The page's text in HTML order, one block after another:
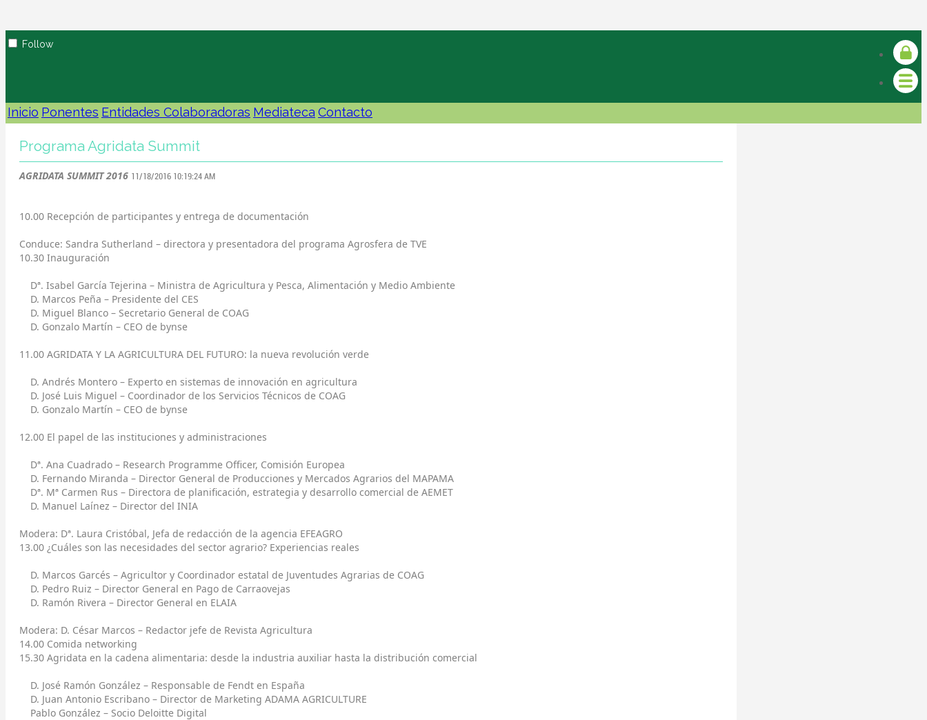
Follow
Inicio Ponentes Entidades Colaboradoras Mediateca Contacto
Programa Agridata Summit
AGRIDATA SUMMIT 2016 11/18/2016 10:19:24 AM
10.00 Recepción de participantes y entrega de documentación
Conduce: Sandra Sutherland – directora y presentadora del programa Agrosfera de TVE
10.30 Inauguración
Dª. Isabel García Tejerina – Ministra de Agricultura y Pesca, Alimentación y Medio Ambiente
D. Marcos Peña – Presidente del CES
D. Miguel Blanco – Secretario General de COAG
D. Gonzalo Martín – CEO de bynse
11.00 AGRIDATA Y LA AGRICULTURA DEL FUTURO: la nueva revolución verde
D. Andrés Montero – Experto en sistemas de innovación en agricultura
D. José Luis Miguel – Coordinador de los Servicios Técnicos de COAG
D. Gonzalo Martín – CEO de bynse
12.00 El papel de las instituciones y administraciones
Dª. Ana Cuadrado – Research Programme Officer, Comisión Europea
D. Fernando Miranda – Director General de Producciones y Mercados Agrarios del MAPAMA
Dª. Mª Carmen Rus – Directora de planificación, estrategia y desarrollo comercial de AEMET
D. Manuel Laínez – Director del INIA
Modera: Dª. Laura Cristóbal, Jefa de redacción de la agencia EFEAGRO
13.00 ¿Cuáles son las necesidades del sector agrario? Experiencias reales
D. Marcos Garcés – Agricultor y Coordinador estatal de Juventudes Agrarias de COAG
D. Pedro Ruiz – Director General en Pago de Carraovejas
D. Ramón Rivera – Director General en ELAIA
Modera: D. César Marcos – Redactor jefe de Revista Agricultura
14.00 Comida networking
15.30 Agridata en la cadena alimentaria: desde la industria auxiliar hasta la distribución comercial
D. José Ramón González – Responsable de Fendt en España
D. Juan Antonio Escribano – Director de Marketing ADAMA AGRICULTURE
Pablo González – Socio Deloitte Digital